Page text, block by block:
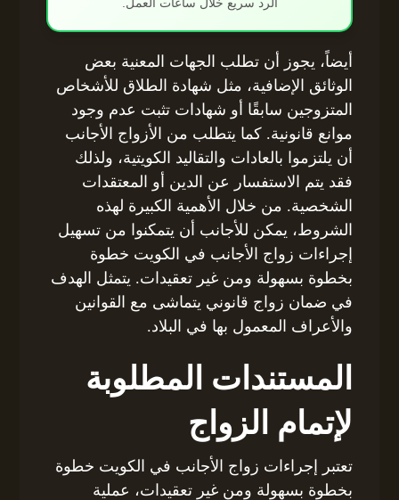
أيضاً، يجوز أن تطلب الجهات المعنية بعض
الوثائق الإضافية، مثل شهادة الطلاق للأشخاص
المتزوجين سابقًا أو شهادات تثبت عدم وجود
موانع قانونية. كما يتطلب من الأزواج الأجانب
أن يلتزموا بالعادات والتقاليد الكويتية، ولذلك
فقد يتم الاستفسار عن الدين أو المعتقدات
الشخصية. من خلال الأهمية الكبيرة لهذه
الشروط، يمكن للأجانب أن يتمكنوا من تسهيل
إجراءات زواج الأجانب في الكويت خطوة
بخطوة بسهولة ومن غير تعقيدات. يتمثل الهدف
في ضمان زواج قانوني يتماشى مع القوانين
والأعراف المعمول بها في البلاد.
المستندات المطلوبة
لإتمام الزواج
تعتبر إجراءات زواج الأجانب في الكويت خطوة
بخطوة بسهولة ومن غير تعقيدات، عملية